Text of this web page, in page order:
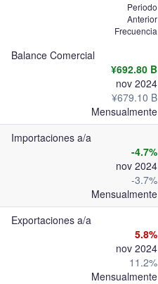
Periodo
Anterior
Frecuencia
Balance Comercial
¥692.80 B
nov 2024
¥679.10 B
Mensualmente
Importaciones a/a
-4.7%
nov 2024
-3.7%
Mensualmente
Exportaciones a/a
5.8%
nov 2024
11.2%
Mensualmente